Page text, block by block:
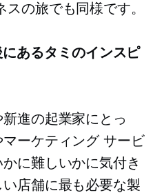
スの旅でも同様です。
あるタミのインスピ
進の起業家にとっ
ーケティング サービ
に難しいかに気付き
店舗に最も必要な製